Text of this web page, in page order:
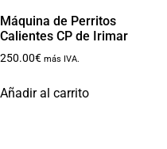
Máquina de Perritos
Calientes CP de Irimar
250.00€ más IVA.
Añadir al carrito